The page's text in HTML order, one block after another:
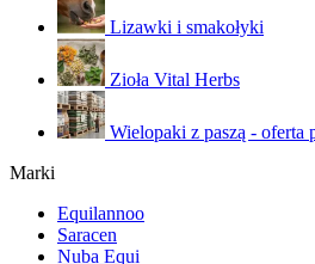
Lizawki i smakołyki
Zioła Vital Herbs
Wielopaki z paszą - oferta
Marki
Equilannoo
Saracen
Nuba Equi